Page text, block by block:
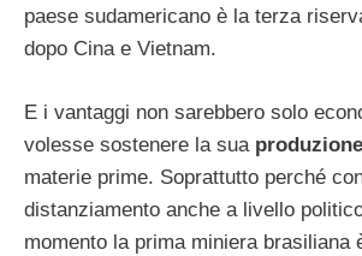
paese sudamericano è la terza
dopo Cina e Vietnam.
E i vantaggi non sarebbero solo
volesse sostenere la sua produzione
materie prime. Soprattutto perché
distanziamento anche a livello
momento la prima miniera brasiliana